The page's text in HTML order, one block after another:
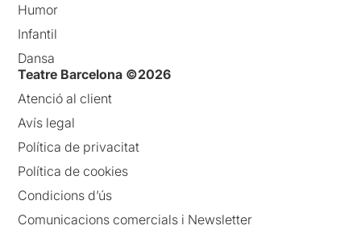
Humor
Infantil
Dansa
Teatre Barcelona ©2026
Atenció al client
Avís legal
Política de privacitat
Política de cookies
Condicions d’ús
Comunicacions comercials i Newsletter